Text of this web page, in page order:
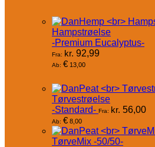
Hampstrøelse
-Premium Eucalyptus-
Fra: kr. 92,99
Ab: € 13,00
Tørvestrøelse
-Standard- Fra: kr. 56,00
Ab: € 8,00
TørveMix -50/50-